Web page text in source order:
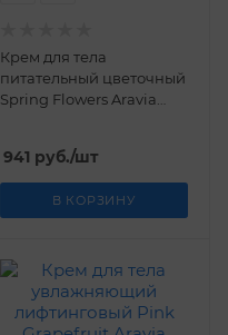
Крем для тела
питательный цветочный
Spring Flowers Aravia
941 руб./шт
В КОРЗИНУ